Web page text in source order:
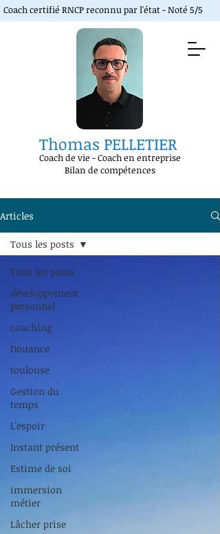
Thomas PELLETIER
Coach de vie -Coach en entreprise
Bilan de compétences
Coach certifié RNCP reconnu par l'état - Noté 5/5
Articles
Tous les posts
développement
personnel
coaching
Douance
toulouse
Gestion du
temps
L'espoir
Instant présent
Estime de soi
immersion
métier
Lâcher prise
Tous les posts